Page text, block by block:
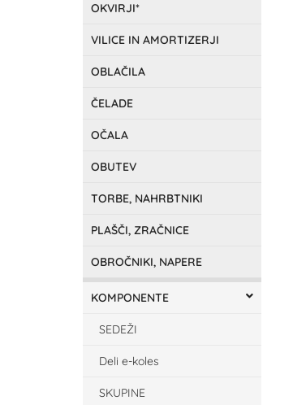
OKVIRJI*
VILICE IN AMORTIZERJI
OBLAČILA
ČELADE
OČALA
OBUTEV
TORBE, NAHRBTNIKI
PLAŠČI, ZRAČNICE
OBROČNIKI, NAPERE
KOMPONENTE
SEDEŽI
Deli e-koles
SKUPINE